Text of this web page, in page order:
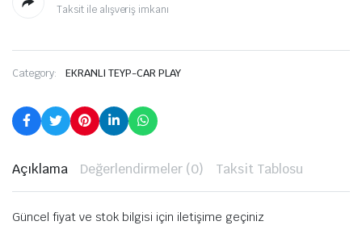
Taksit ile alışveriş imkanı
Category: EKRANLI TEYP-CAR PLAY
Açıklama Değerlendirmeler (0) Taksit Tablosu
Güncel fiyat ve stok bilgisi için iletişime geçiniz